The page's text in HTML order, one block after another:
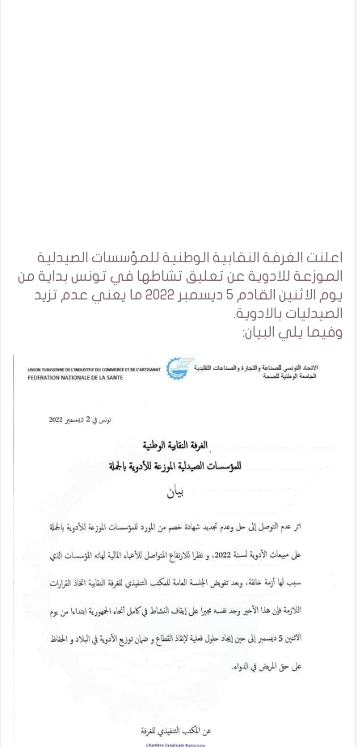
اعلنت الغرفة النقابية الوطنية للمؤسسات الصيدلية
الموزعة للادوية عن تعليق تشاطها في تونس بداية من
يوم الاثنين القادم 5 ديسمبر 2022 ما يعني عدم تزيد
الصيدليات بالادوية.
وفيما يلي البيان: